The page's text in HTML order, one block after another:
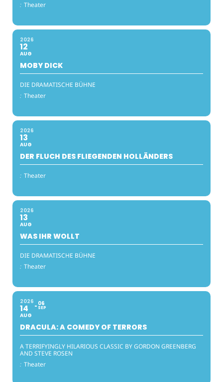
: Theater
2026
12
AUG
MOBY DICK
DIE DRAMATISCHE BÜHNE
: Theater
2026
13
AUG
DER FLUCH DES FLIEGENDEN HOLLÄNDERS
: Theater
2026
13
AUG
WAS IHR WOLLT
DIE DRAMATISCHE BÜHNE
: Theater
2026
14
AUG
06
SEP
DRACULA: A COMEDY OF TERRORS
A TERRIFYINGLY HILARIOUS CLASSIC BY GORDON GREENBERG
AND STEVE ROSEN
: Theater